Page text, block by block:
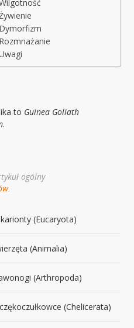
Dymorfizm
Rozmnażanie
to Guinea Goliath
.
ogólny
.
(Eucaryota)
(Animalia)
(Arthropoda)
(Chelicerata)